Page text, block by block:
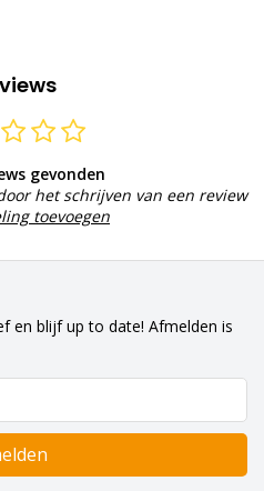
gevonden
het schrijven van een review
toevoegen
en blijf up to date! Afmelden is